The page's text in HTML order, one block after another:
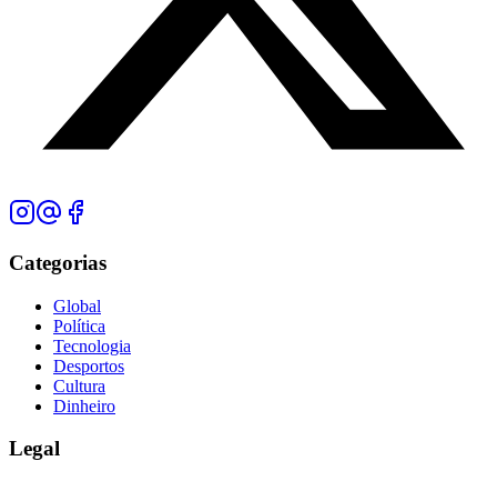
Categorias
Global
Política
Tecnologia
Desportos
Cultura
Dinheiro
Legal